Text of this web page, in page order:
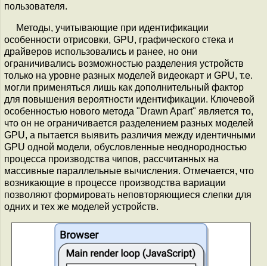
пользователя.
Методы, учитывающие при идентификации
особенности отрисовки, GPU, графического стека и
драйверов использовались и ранее, но они
ограничивались возможностью разделения устройств
только на уровне разных моделей видеокарт и GPU, т.е.
могли применяться лишь как дополнительный фактор
для повышения вероятности идентификации. Ключевой
особенностью нового метода "Drawn Apart" является то,
что он не ограничивается разделением разных моделей
GPU, а пытается выявить различия между идентичными
GPU одной модели, обусловленные неоднородностью
процесса производства чипов, рассчитанных на
массивные параллельные вычисления. Отмечается, что
возникающие в процессе производства вариации
позволяют формировать неповторяющиеся слепки для
одних и тех же моделей устройств.